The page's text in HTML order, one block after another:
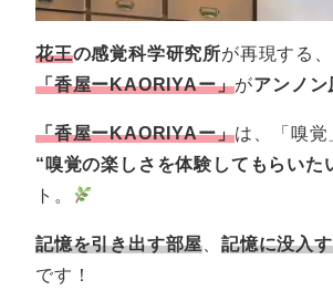
花王の感覚科学研究所が再現する
「香屋ーKAORIYAー」がアンノン
「香屋ーKAORIYAー」は、「嗅覚
“嗅覚の楽しさを体験してもらいた
ト。
記憶を引き出す部屋 、記憶に没入
です！